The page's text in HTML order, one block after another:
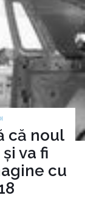
că noul
va fi
cu